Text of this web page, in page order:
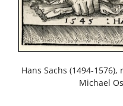
Hans Sachs (1494-
Michael